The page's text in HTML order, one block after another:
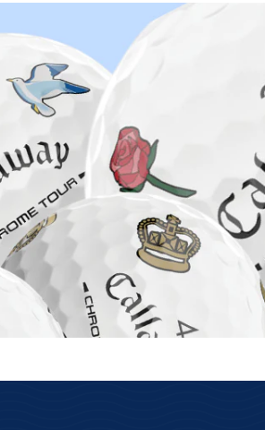
opravdu skladem
Máme své vlastní sklady s